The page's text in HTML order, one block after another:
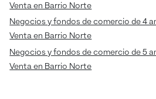
Venta en Barrio Norte
Negocios y fondos de comercio de 4
Venta en Barrio Norte
Negocios y fondos de comercio de 5
Venta en Barrio Norte